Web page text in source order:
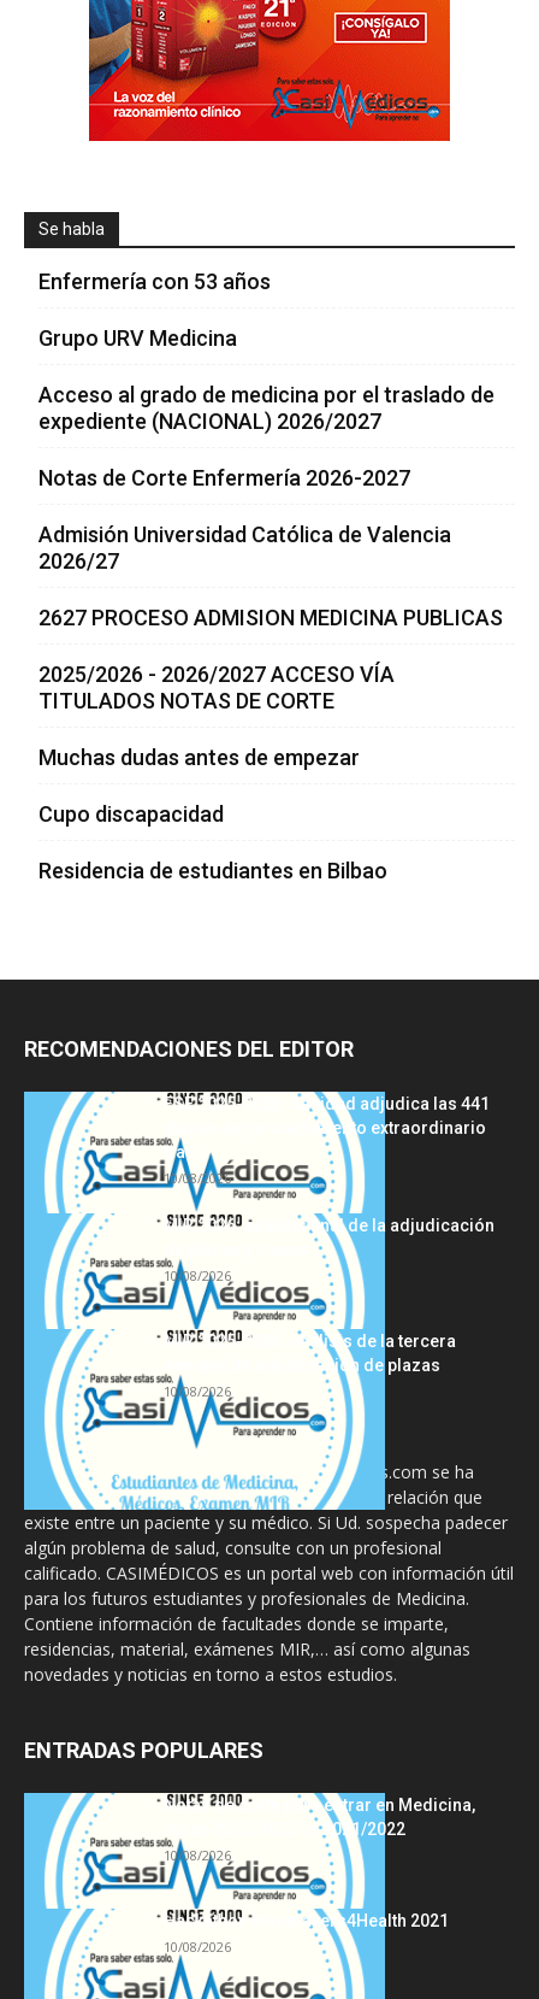
Se habla
Enfermería con 53 años
Grupo URV Medicina
Acceso al grado de medicina por el traslado de
expediente (NACIONAL) 2026/2027
Notas de Corte Enfermería 2026-2027
Admisión Universidad Católica de Valencia
2026/27
2627 PROCESO ADMISION MEDICINA PUBLICAS
2025/2026 - 2026/2027 ACCESO VÍA
TITULADOS NOTAS DE CORTE
Muchas dudas antes de empezar
Cupo discapacidad
Residencia de estudiantes en Bilbao
RECOMENDACIONES DEL EDITOR
FSE 2025-2026: Sanidad adjudica las 441
plazas del procedimiento extraordinario
tras...
10/08/2026
MIR 2026: análisis final de la adjudicación
de plazas y claves...
10/08/2026
MIR 2025-2026: análisis de la tercera
semana de adjudicación de plazas
10/08/2026
La información proporcionada en CasiMedicos.com se ha
diseñado para complementar, no substituir, la relación que
existe entre un paciente y su médico. Si Ud. sospecha padecer
algún problema de salud, consulte con un profesional
calificado. CASIMÉDICOS es un portal web con información útil
para los futuros estudiantes y profesionales de Medicina.
Contiene información de facultades donde se imparte,
residencias, material, exámenes MIR,… así como algunas
novedades y noticias en torno a estos estudios.
ENTRADAS POPULARES
Notas de corte para entrar en Medicina,
curso 2022/2023 vs 2021/2022
10/08/2026
Hackathon Innomakers4Health 2021
10/08/2026